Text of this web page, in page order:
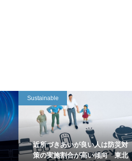
Sustainable
近所づきあいが良い人は防災対
策の実施割合が高い傾向 東北